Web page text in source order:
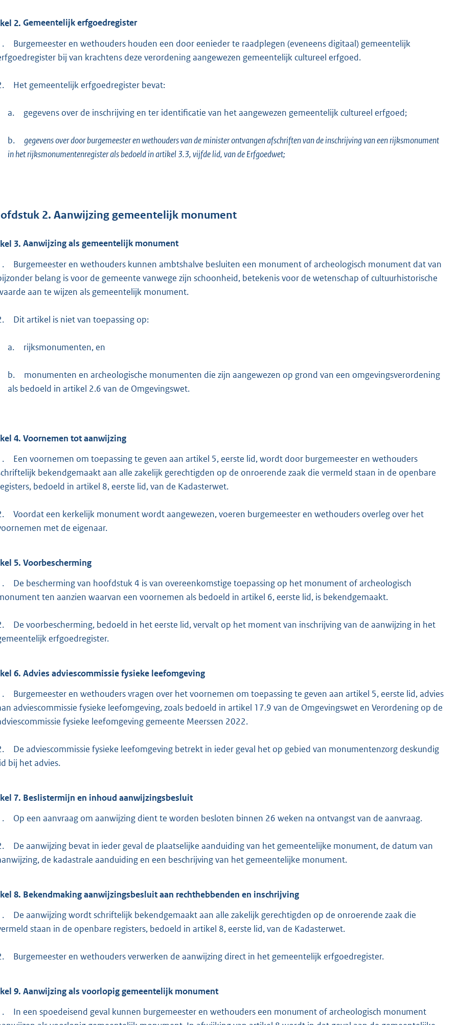
2. Gemeentelijk erfgoedregister
Burgemeester en wethouders houden een door eenieder te raadplegen (eveneens digitaal) gemeentelijk
bij van krachtens deze verordening aangewezen gemeentelijk cultureel erfgoed.
Het gemeentelijk erfgoedregister bevat:
a. gegevens over de inschrijving en ter identificatie van het aangewezen gemeentelijk cultureel erfgoed;
b.
gegevens over door burgemeester en wethouders van de minister ontvangen afschriften van de inschrijving van een rijksmonument
in het rijksmonumentenregister als bedoeld in artikel 3.3, vijfde lid, van de Erfgoedwet;
2. Aanwijzing gemeentelijk monument
3. Aanwijzing als gemeentelijk monument
Burgemeester en wethouders kunnen ambtshalve besluiten een monument of archeologisch monument dat van
belang is voor de gemeente vanwege zijn schoonheid, betekenis voor de wetenschap of cultuurhistorische
aan te wijzen als gemeentelijk monument.
Dit artikel is niet van toepassing op:
a. rijksmonumenten, en
b.
monumenten en archeologische monumenten die zijn aangewezen op grond van een omgevingsverordening
als bedoeld in artikel 2.6 van de Omgevingswet.
4. Voornemen tot aanwijzing
Een voornemen om toepassing te geven aan artikel 5, eerste lid, wordt door burgemeester en wethouders
bekendgemaakt aan alle zakelijk gerechtigden op de onroerende zaak die vermeld staan in de openbare
bedoeld in artikel 8, eerste lid, van de Kadasterwet.
Voordat een kerkelijk monument wordt aangewezen, voeren burgemeester en wethouders overleg over het
met de eigenaar.
5. Voorbescherming
De bescherming van hoofdstuk 4 is van overeenkomstige toepassing op het monument of archeologisch
ten aanzien waarvan een voornemen als bedoeld in artikel 6, eerste lid, is bekendgemaakt.
De voorbescherming, bedoeld in het eerste lid, vervalt op het moment van inschrijving van de aanwijzing in het
erfgoedregister.
6. Advies adviescommissie fysieke leefomgeving
Burgemeester en wethouders vragen over het voornemen om toepassing te geven aan artikel 5, eerste lid, advies
adviescommissie fysieke leefomgeving, zoals bedoeld in artikel 17.9 van de Omgevingswet en Verordening op de
fysieke leefomgeving gemeente Meerssen 2022.
De adviescommissie fysieke leefomgeving betrekt in ieder geval het op gebied van monumentenzorg deskundig
bij het advies.
7. Beslistermijn en inhoud aanwijzingsbesluit
Op een aanvraag om aanwijzing dient te worden besloten binnen 26 weken na ontvangst van de aanvraag.
De aanwijzing bevat in ieder geval de plaatselijke aanduiding van het gemeentelijke monument, de datum van
de kadastrale aanduiding en een beschrijving van het gemeentelijke monument.
8. Bekendmaking aanwijzingsbesluit aan rechthebbenden en inschrijving
De aanwijzing wordt schriftelijk bekendgemaakt aan alle zakelijk gerechtigden op de onroerende zaak die
staan in de openbare registers, bedoeld in artikel 8, eerste lid, van de Kadasterwet.
Burgemeester en wethouders verwerken de aanwijzing direct in het gemeentelijk erfgoedregister.
9. Aanwijzing als voorlopig gemeentelijk monument
In een spoedeisend geval kunnen burgemeester en wethouders een monument of archeologisch monument